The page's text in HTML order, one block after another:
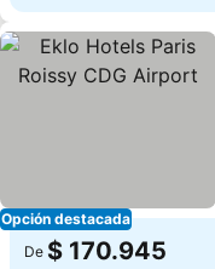
Opción destacada
De $ 170.945